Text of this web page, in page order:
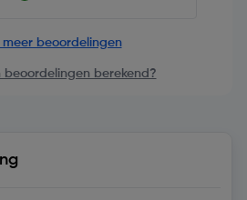
meer beoordelingen
beoordelingen berekend?